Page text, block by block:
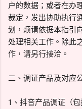
户的数据；或者在办
裁定，发出协助执行
划，烦请依据本指引
处理相关工作。除此
作，请另行接洽。
二、调证产品及对应
1、抖音产品调证（